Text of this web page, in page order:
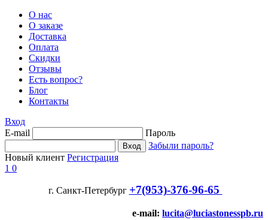
О нас
О заказе
Доставка
Оплата
Скидки
Отзывы
Есть вопрос?
Блог
Контакты
Вход
E-mail
Пароль
Забыли пароль?
Новый клиент Регистрация
1 0
г. Санкт-Петербург +7(953)-376-96-65
e-mail: lucita@luciastonesspb.ru